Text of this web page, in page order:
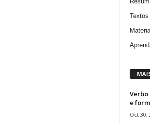
Textos
Verbo
e
Oct 30,